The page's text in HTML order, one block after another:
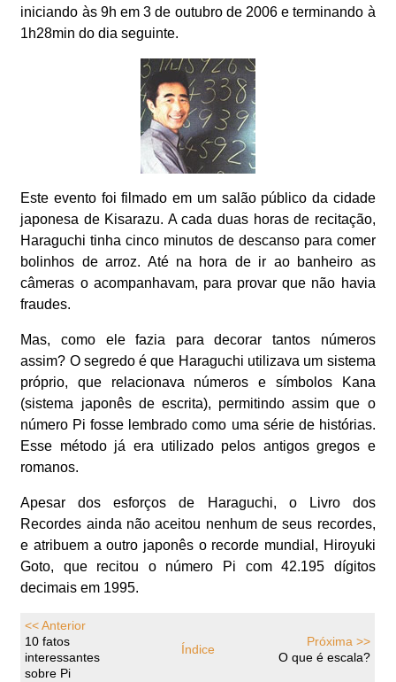
iniciando às 9h em 3 de outubro de 2006 e terminando à
1h28min do dia seguinte.
Este evento foi filmado em um salão público da cidade
japonesa de Kisarazu. A cada duas horas de recitação,
Haraguchi tinha cinco minutos de descanso para comer
bolinhos de arroz. Até na hora de ir ao banheiro as
câmeras o acompanhavam, para provar que não havia
fraudes.
Mas, como ele fazia para decorar tantos números
assim? O segredo é que Haraguchi utilizava um sistema
próprio, que relacionava números e símbolos Kana
(sistema japonês de escrita), permitindo assim que o
número Pi fosse lembrado como uma série de histórias.
Esse método já era utilizado pelos antigos gregos e
romanos.
Apesar dos esforços de Haraguchi, o Livro dos
Recordes ainda não aceitou nenhum de seus recordes,
e atribuem a outro japonês o recorde mundial, Hiroyuki
Goto, que recitou o número Pi com 42.195 dígitos
decimais em 1995.
<< Anterior
10 fatos
interessantes
sobre Pi
Índice
Próxima >>
O que é escala?